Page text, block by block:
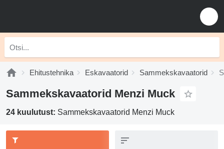
Ehitustehnika Eskavaatorid Sammekskavaatorid
Sammekskavaatorid Menzi Muck
24 kuulutust: Sammekskavaatorid Menzi Muck